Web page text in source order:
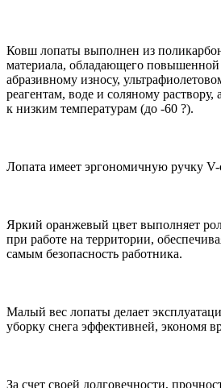
Ковш лопаты выполнен из
материала, обладающего
абразивному износу,
реагентам, воде и соляному
к низким температурам (до -60 ?).
Лопата имеет эргономичную ручку
Яркий оранжевый цвет выполняет
при работе на территории,
самым безопасность работника.
Малый вес лопаты делает
уборку снега эффективней, экономя
За счет своей долговечности,